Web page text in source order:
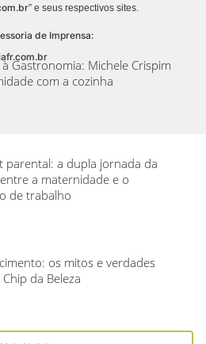
Gastronomia: Michele Crispim
com a cozinha
parental: a dupla jornada da
a maternidade e o
de trabalho
os mitos e verdades
da Beleza
” e seus respectivos sites.
de Imprensa: